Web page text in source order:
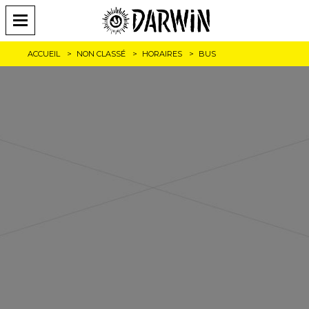
ACCUEIL NON CLASSÉ HORAIRES BUS